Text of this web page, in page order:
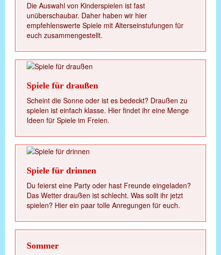
Die Auswahl von Kinderspielen ist fast
unüberschaubar. Daher haben wir hier
empfehlenswerte Spiele mit Alterseinstufungen für
euch zusammengestellt.
Spiele für draußen
Scheint die Sonne oder ist es bedeckt? Draußen zu
spielen ist einfach klasse. Hier findet ihr eine Menge
Ideen für Spiele im Freien.
Spiele für drinnen
Du feierst eine Party oder hast Freunde eingeladen?
Das Wetter draußen ist schlecht. Was sollt ihr jetzt
spielen? Hier ein paar tolle Anregungen für euch.
Sommer